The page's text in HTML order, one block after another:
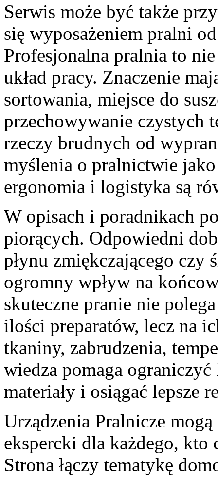
Serwis może być także
się wyposażeniem pralni
Profesjonalna pralnia to
układ pracy. Znaczenie
sortowania, miejsce do
przechowywanie czystych
rzeczy brudnych od
myślenia o pralnictwie
ergonomia i logistyka są
W opisach i poradnikach
piorących. Odpowiedni
płynu zmiękczającego czy
ogromny wpływ na
skuteczne pranie nie
ilości preparatów, lecz na
tkaniny, zabrudzenia,
wiedza pomaga
materiały i osiągać lepsze
Urządzenia Pralnicze
ekspercki dla każdego, kto
Strona łączy tematykę